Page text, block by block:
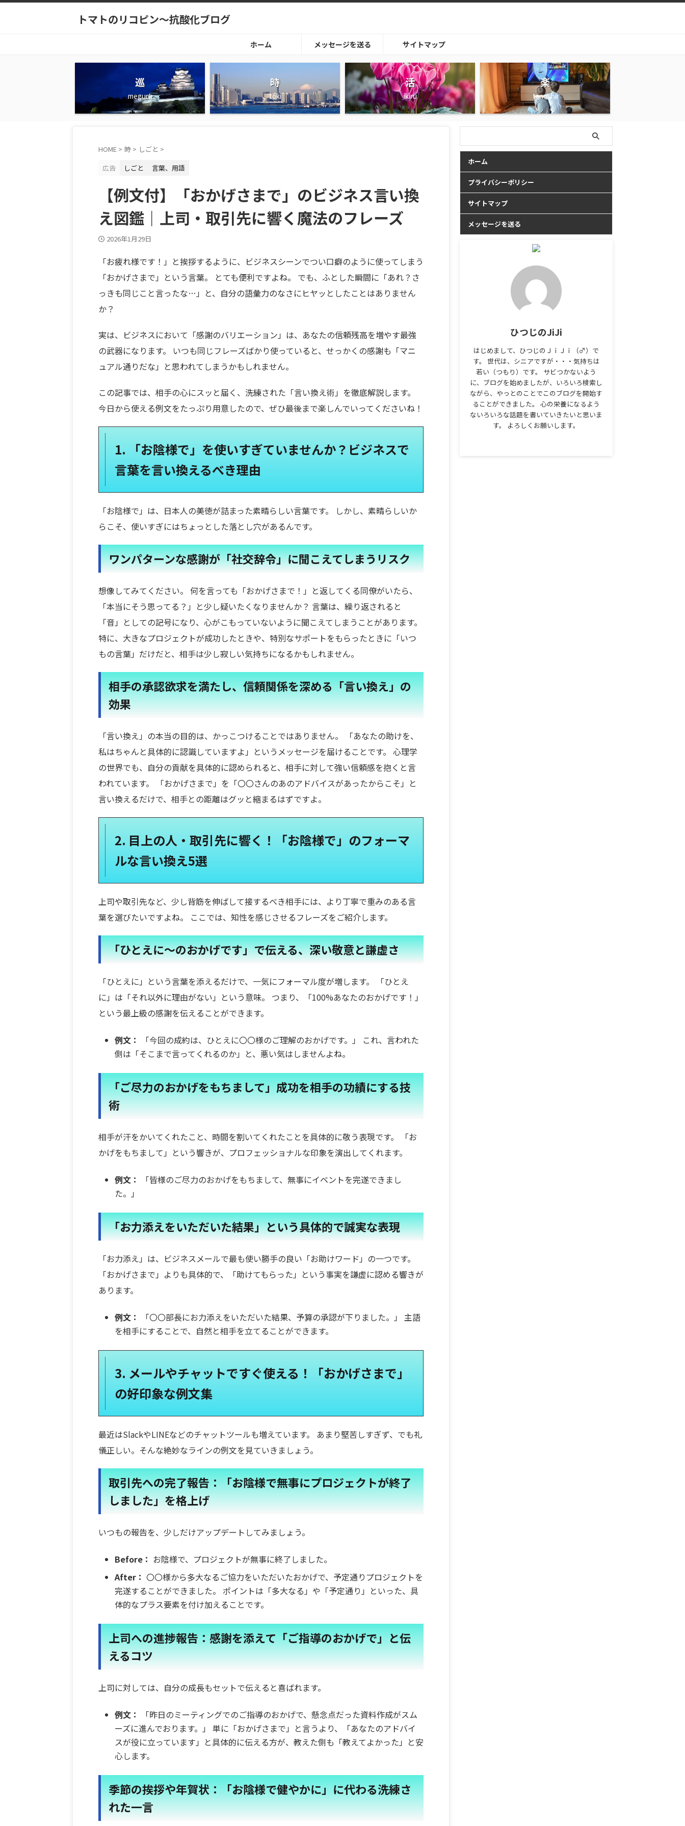
トマトのリコピン～抗酸化ブログ
ホーム メッセージを送る サイトマップ
巡
meguru
時
toki
活
ikiru
楽
tanoshii
HOME > 時 > しごと >
広告
しごと 言葉、用語
【例文付】「おかげさまで」のビジネス言い換
え図鑑｜上司・取引先に響く魔法のフレーズ
2026年1月29日
「お疲れ様です！」と挨拶するように、ビジネスシーンでつい口癖のように使ってしまう
「おかげさまで」という言葉。 とても便利ですよね。 でも、ふとした瞬間に「あれ？さ
っきも同じこと言ったな…」と、自分の語彙力のなさにヒヤッとしたことはありません
か？
実は、ビジネスにおいて「感謝のバリエーション」は、あなたの信頼残高を増やす最強
の武器になります。 いつも同じフレーズばかり使っていると、せっかくの感謝も「マニ
ュアル通りだな」と思われてしまうかもしれません。
この記事では、相手の心にスッと届く、洗練された「言い換え術」を徹底解説します。
今日から使える例文をたっぷり用意したので、ぜひ最後まで楽しんでいってくださいね！
1. 「お陰様で」を使いすぎていませんか？ビジネスで
言葉を言い換えるべき理由
「お陰様で」は、日本人の美徳が詰まった素晴らしい言葉です。 しかし、素晴らしいか
らこそ、使いすぎにはちょっとした落とし穴があるんです。
ワンパターンな感謝が「社交辞令」に聞こえてしまうリスク
想像してみてください。 何を言っても「おかげさまで！」と返してくる同僚がいたら、
「本当にそう思ってる？」と少し疑いたくなりませんか？ 言葉は、繰り返されると
「音」としての記号になり、心がこもっていないように聞こえてしまうことがあります。
特に、大きなプロジェクトが成功したときや、特別なサポートをもらったときに「いつ
もの言葉」だけだと、相手は少し寂しい気持ちになるかもしれません。
相手の承認欲求を満たし、信頼関係を深める「言い換え」の
効果
「言い換え」の本当の目的は、かっこつけることではありません。 「あなたの助けを、
私はちゃんと具体的に認識していますよ」というメッセージを届けることです。 心理学
の世界でも、自分の貢献を具体的に認められると、相手に対して強い信頼感を抱くと言
われています。 「おかげさまで」を「〇〇さんのあのアドバイスがあったからこそ」と
言い換えるだけで、相手との距離はグッと縮まるはずですよ。
2. 目上の人・取引先に響く！「お陰様で」のフォーマ
ルな言い換え5選
上司や取引先など、少し背筋を伸ばして接するべき相手には、より丁寧で重みのある言
葉を選びたいですよね。 ここでは、知性を感じさせるフレーズをご紹介します。
「ひとえに〜のおかげです」で伝える、深い敬意と謙虚さ
「ひとえに」という言葉を添えるだけで、一気にフォーマル度が増します。 「ひとえ
に」は「それ以外に理由がない」という意味。 つまり、「100%あなたのおかげです！」
という最上級の感謝を伝えることができます。
例文：
「今回の成約は、ひとえに〇〇様のご理解のおかげです。」 これ、言われた
側は「そこまで言ってくれるのか」と、悪い気はしませんよね。
「ご尽力のおかげをもちまして」成功を相手の功績にする技
術
相手が汗をかいてくれたこと、時間を割いてくれたことを具体的に敬う表現です。 「お
かげをもちまして」という響きが、プロフェッショナルな印象を演出してくれます。
例文：
「皆様のご尽力のおかげをもちまして、無事にイベントを完遂できまし
た。」
「お力添えをいただいた結果」という具体的で誠実な表現
「お力添え」は、ビジネスメールで最も使い勝手の良い「お助けワード」の一つです。
「おかげさまで」よりも具体的で、「助けてもらった」という事実を謙虚に認める響きが
あります。
例文：
「〇〇部長にお力添えをいただいた結果、予算の承認が下りました。」 主語
を相手にすることで、自然と相手を立てることができます。
3. メールやチャットですぐ使える！「おかげさまで」
の好印象な例文集
最近はSlackやLINEなどのチャットツールも増えています。 あまり堅苦しすぎず、でも礼
儀正しい。そんな絶妙なラインの例文を見ていきましょう。
取引先への完了報告：「お陰様で無事にプロジェクトが終了
しました」を格上げ
いつもの報告を、少しだけアップデートしてみましょう。
Before： お陰様で、プロジェクトが無事に終了しました。
After： 〇〇様から多大なるご協力をいただいたおかげで、予定通りプロジェクトを
完遂することができました。 ポイントは「多大なる」や「予定通り」といった、具
体的なプラス要素を付け加えることです。
上司への進捗報告：感謝を添えて「ご指導のおかげで」と伝
えるコツ
上司に対しては、自分の成長もセットで伝えると喜ばれます。
例文：
「昨日のミーティングでのご指導のおかげで、懸念点だった資料作成がスム
ーズに進んでおります。」 単に「おかげさまで」と言うより、「あなたのアドバイ
スが役に立っています」と具体的に伝える方が、教えた側も「教えてよかった」と安
心します。
季節の挨拶や年賀状：「お陰様で健やかに」に代わる洗練さ
れた一言
ホーム
プライバシーポリシー
サイトマップ
メッセージを送る
ひつじのJiJi
はじめまして、ひつじのＪｉＪｉ（♂）で
す。 世代は、シニアですが・・・気持ちは
若い（つもり）です。 サビつかないよう
に、ブログを始めましたが、いろいろ検索し
ながら、やっとのことでこのブログを開始す
ることができました。 心の栄養になるよう
ないろいろな話題を書いていきたいと思いま
す。 よろしくお願いします。